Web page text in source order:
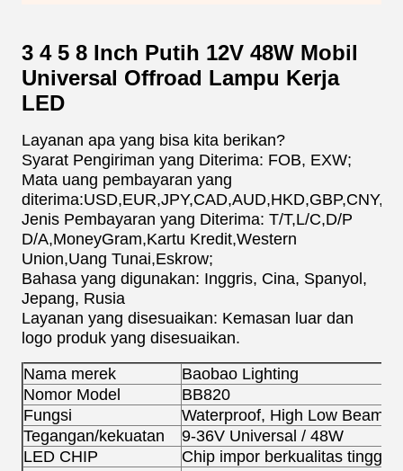
3 4 5 8 Inch Putih 12V 48W Mobil
Universal Offroad Lampu Kerja
LED
Layanan apa yang bisa kita berikan?
Syarat Pengiriman yang Diterima: FOB, EXW;
Mata uang pembayaran yang
Jenis Pembayaran yang Diterima: T/T,L/C,D/P
D/A,MoneyGram,Kartu Kredit,Western
Union,Uang Tunai,Eskrow;
Bahasa yang digunakan: Inggris, Cina, Spanyol,
Jepang, Rusia
Layanan yang disesuaikan: Kemasan luar dan
logo produk yang disesuaikan.
Nama merek
Baobao Lighting
Nomor Model
BB820
Fungsi
Waterproof, High Low Beam,
Tegangan/kekuatan
9-36V Universal / 48W
LED CHIP
Chip impor berkualitas tinggi